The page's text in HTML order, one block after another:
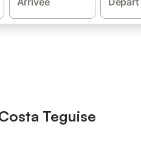
Teguise